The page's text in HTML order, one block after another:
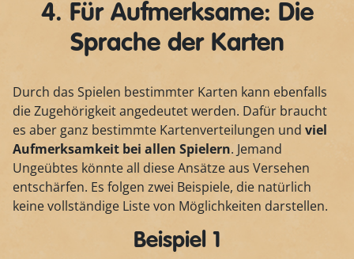
4. Für Aufmerksame: Die
Sprache der Karten
Durch das Spielen bestimmter Karten kann ebenfalls
die Zugehörigkeit angedeutet werden. Dafür braucht
es aber ganz bestimmte Kartenverteilungen und viel
Aufmerksamkeit bei allen Spielern. Jemand
Ungeübtes könnte all diese Ansätze aus Versehen
entschärfen. Es folgen zwei Beispiele, die natürlich
keine vollständige Liste von Möglichkeiten darstellen.
Beispiel 1